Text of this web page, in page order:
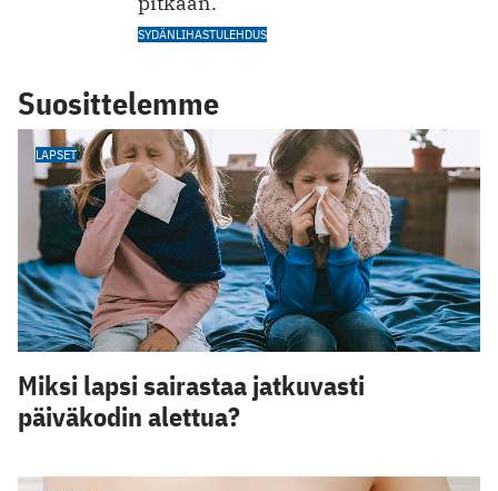
SYDÄNLIHASTULEHDUS
Suosittelemme
LAPSET
Miksi lapsi sairastaa jatkuvasti
päiväkodin alettua?